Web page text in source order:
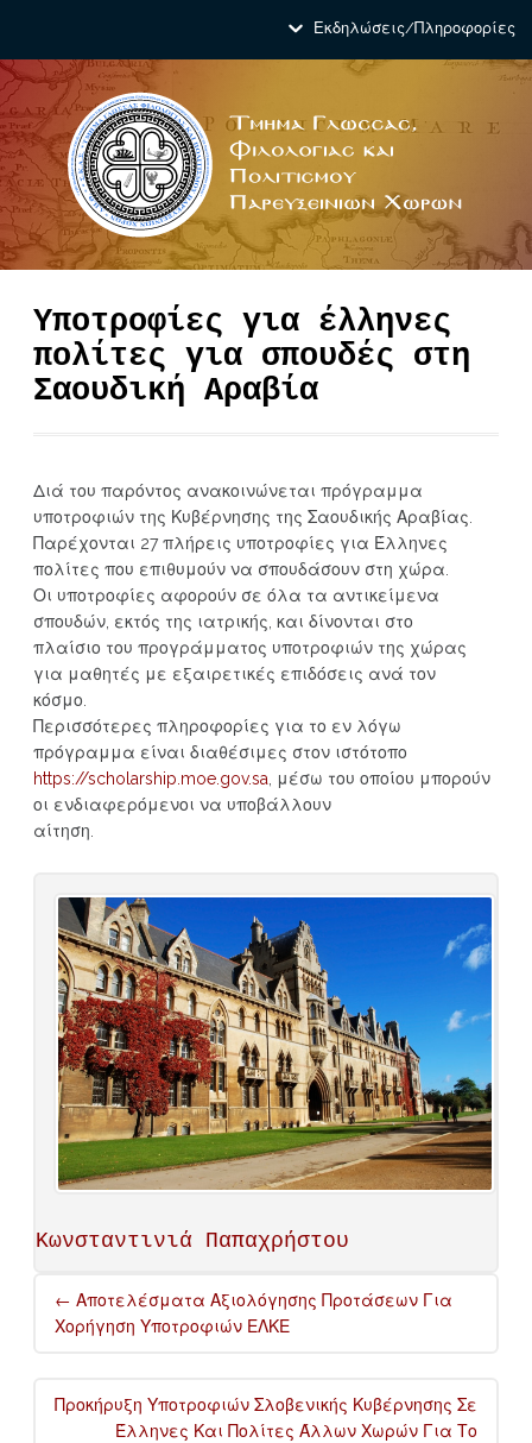
Εκδηλώσεις/Πληροφορίες
Υποτροφίες για έλληνες
πολίτες για σπουδές στη
Σαουδική Αραβία
Διά του παρόντος ανακοινώνεται πρόγραμμα
υποτροφιών της Κυβέρνησης της Σαουδικής Αραβίας.
Παρέχονται 27 πλήρεις υποτροφίες για Έλληνες
πολίτες που επιθυμούν να σπουδάσουν στη χώρα.
Οι υποτροφίες αφορούν σε όλα τα αντικείμενα
σπουδών, εκτός της ιατρικής, και δίνονται στο
πλαίσιο του προγράμματος υποτροφιών της χώρας
για μαθητές με εξαιρετικές επιδόσεις ανά τον
κόσμο.
Περισσότερες πληροφορίες για το εν λόγω
πρόγραμμα είναι διαθέσιμες στον ιστότοπο
https://scholarship.moe.gov.sa , μέσω του οποίου μπορούν
οι ενδιαφερόμενοι να υποβάλλουν
αίτηση.
Κωνσταντινιά Παπαχρήστου
Post
navigation
← Αποτελέσματα Αξιολόγησης Προτάσεων Για
Χορήγηση Υποτροφιών ΕΛΚΕ
Προκήρυξη Υποτροφιών Σλοβενικής Κυβέρνησης Σε
Έλληνες Και Πολίτες Άλλων Χωρών Για Το